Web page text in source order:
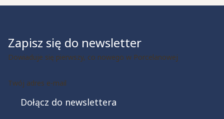
Zapisz się do newsletter
Dowiaduje się pierwszy, co nowego w Porcelanowej
Twój adres e-mail
Dołącz do newslettera